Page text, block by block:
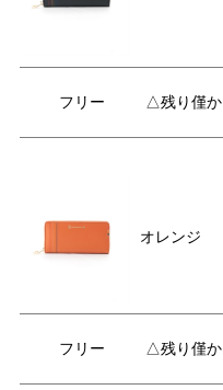
フリー △残り僅か
オレンジ
フリー △残り僅か